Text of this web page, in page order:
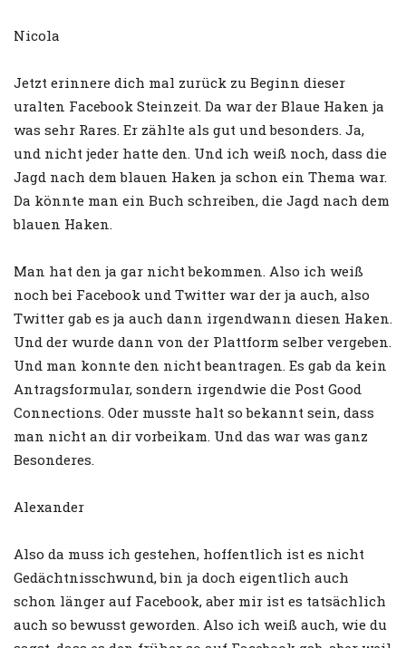
Nicola
Jetzt erinnere dich mal zurück zu Beginn dieser
uralten Facebook Steinzeit. Da war der Blaue Haken ja
was sehr Rares. Er zählte als gut und besonders. Ja,
und nicht jeder hatte den. Und ich weiß noch, dass die
Jagd nach dem blauen Haken ja schon ein Thema war.
Da könnte man ein Buch schreiben, die Jagd nach dem
blauen Haken.
Man hat den ja gar nicht bekommen. Also ich weiß
noch bei Facebook und Twitter war der ja auch, also
Twitter gab es ja auch dann irgendwann diesen Haken.
Und der wurde dann von der Plattform selber vergeben.
Und man konnte den nicht beantragen. Es gab da kein
Antragsformular, sondern irgendwie die Post Good
Connections. Oder musste halt so bekannt sein, dass
man nicht an dir vorbeikam. Und das war was ganz
Besonderes.
Alexander
Also da muss ich gestehen, hoffentlich ist es nicht
Gedächtnisschwund, bin ja doch eigentlich auch
schon länger auf Facebook, aber mir ist es tatsächlich
auch so bewusst geworden. Also ich weiß auch, wie du